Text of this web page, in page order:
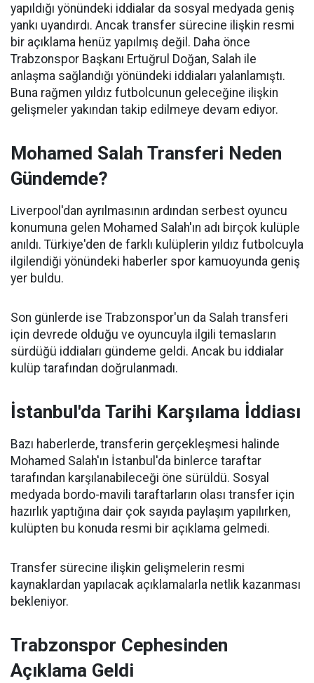
yapıldığı yönündeki iddialar da sosyal medyada geniş
yankı uyandırdı. Ancak transfer sürecine ilişkin resmi
bir açıklama henüz yapılmış değil. Daha önce
Trabzonspor Başkanı Ertuğrul Doğan, Salah ile
anlaşma sağlandığı yönündeki iddiaları yalanlamıştı.
Buna rağmen yıldız futbolcunun geleceğine ilişkin
gelişmeler yakından takip edilmeye devam ediyor.
Mohamed Salah Transferi Neden
Gündemde?
Liverpool'dan ayrılmasının ardından serbest oyuncu
konumuna gelen Mohamed Salah'ın adı birçok kulüple
anıldı. Türkiye'den de farklı kulüplerin yıldız futbolcuyla
ilgilendiği yönündeki haberler spor kamuoyunda geniş
yer buldu.
Son günlerde ise Trabzonspor'un da Salah transferi
için devrede olduğu ve oyuncuyla ilgili temasların
sürdüğü iddiaları gündeme geldi. Ancak bu iddialar
kulüp tarafından doğrulanmadı.
İstanbul'da Tarihi Karşılama İddiası
Bazı haberlerde, transferin gerçekleşmesi halinde
Mohamed Salah'ın İstanbul'da binlerce taraftar
tarafından karşılanabileceği öne sürüldü. Sosyal
medyada bordo-mavili taraftarların olası transfer için
hazırlık yaptığına dair çok sayıda paylaşım yapılırken,
kulüpten bu konuda resmi bir açıklama gelmedi.
Transfer sürecine ilişkin gelişmelerin resmi
kaynaklardan yapılacak açıklamalarla netlik kazanması
bekleniyor.
Trabzonspor Cephesinden
Açıklama Geldi